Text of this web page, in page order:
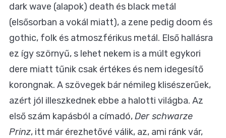
dark wave (alapok) death és black metál
(elsősorban a vokál miatt), a zene pedig doom és
gothic, folk és atmoszférikus metál. Első hallásra
ez így szörnyű, s lehet nekem is a múlt egykori
dere miatt tűnik csak értékes és nem idegesítő
korongnak. A szövegek bár némileg klisészerűek,
azért jól illeszkednek ebbe a halotti világba. Az
első szám kapásból a címadó,Der schwarze
Prinz, itt már érezhetővé válik, az, ami ránk vár,